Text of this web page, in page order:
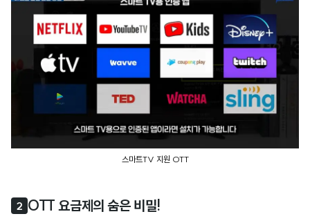
스마트TV 지원 OTT
2 OTT 요금제의 숨은 비밀!